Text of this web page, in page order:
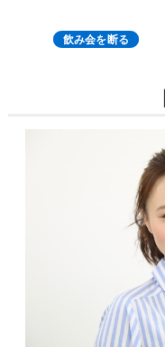
飲み会を断る